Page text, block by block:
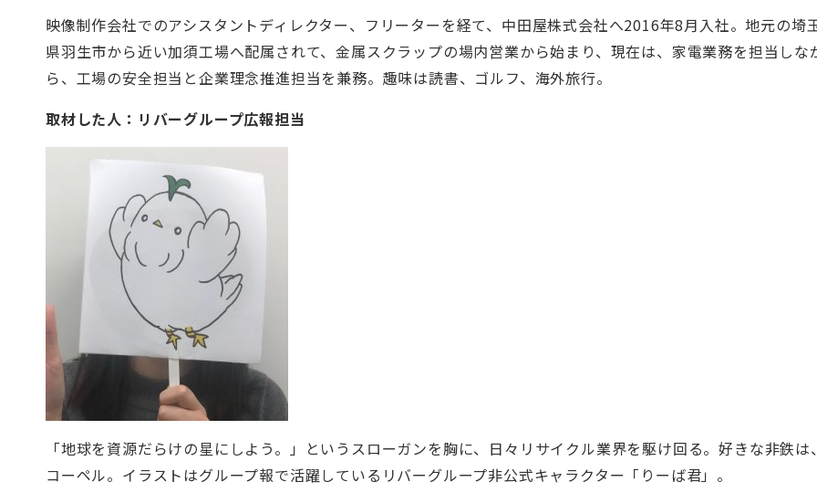
映像制作会社でのアシスタントディレクター、フリーターを経て、中田屋株式会社へ2016年8月入社。地元の埼
県羽生市から近い加須工場へ配属されて、金属スクラップの場内営業から始まり、現在は、家電業務を担当しな
ら、工場の安全担当と企業理念推進担当を兼務。 趣味は読書、ゴルフ、海外旅行。
取材した人：リバーグループ広報担当
「地球を資源だらけの星にしよう。」というスローガンを胸に、日々リサイクル業界を駆け回る。好きな非鉄は
コーペル。イラストはグループ報で活躍しているリバーグループ非公式キャラクター「りーば君」。